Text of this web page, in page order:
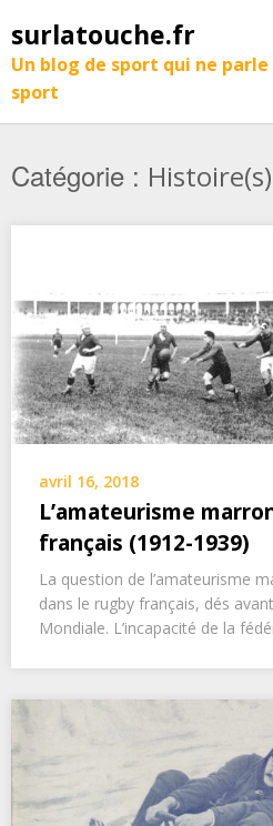
surlatouche.fr
Un blog de sport qui ne parle
sport
Catégorie : Histoire(s)
avril 16, 2018
L’amateurisme
français (1912-1939)
La question de l’amateurisme
dans le rugby français, dés
Mondiale. L’incapacité de la